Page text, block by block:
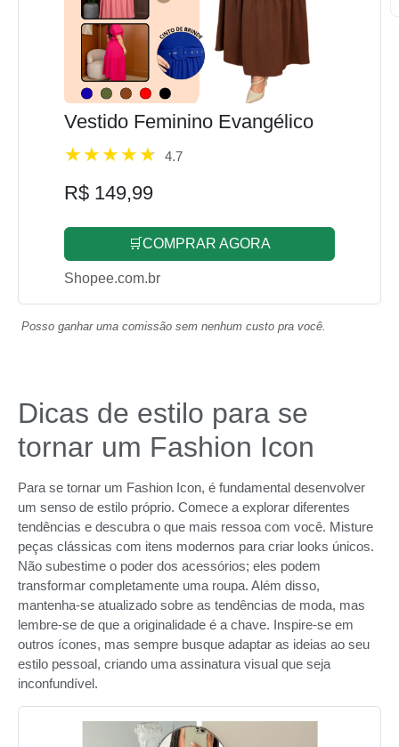
Vestido Feminino Evangélico
4.7
R$ 149,99
🛒COMPRAR AGORA
Shopee.com.br
Posso ganhar uma comissão sem nenhum custo pra você.
Dicas de estilo para se
tornar um Fashion Icon
Para se tornar um Fashion Icon, é fundamental desenvolver
um senso de estilo próprio. Comece a explorar diferentes
tendências e descubra o que mais ressoa com você. Misture
peças clássicas com itens modernos para criar looks únicos.
Não subestime o poder dos acessórios; eles podem
transformar completamente uma roupa. Além disso,
mantenha-se atualizado sobre as tendências de moda, mas
lembre-se de que a originalidade é a chave. Inspire-se em
outros ícones, mas sempre busque adaptar as ideias ao seu
estilo pessoal, criando uma assinatura visual que seja
inconfundível.